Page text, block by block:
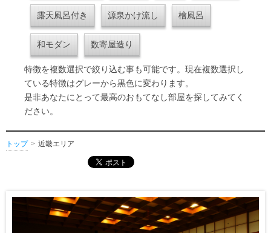
露天風呂付き 源泉かけ流し 檜風呂
和モダン 数寄屋造り
特徴を複数選択で絞り込む事も可能です。現在複数選択し
ている特徴はグレーから黒色に変わります。
是非あなたにとって最高のおもてなし部屋を探してみてく
ださい。
トップ 近畿エリア